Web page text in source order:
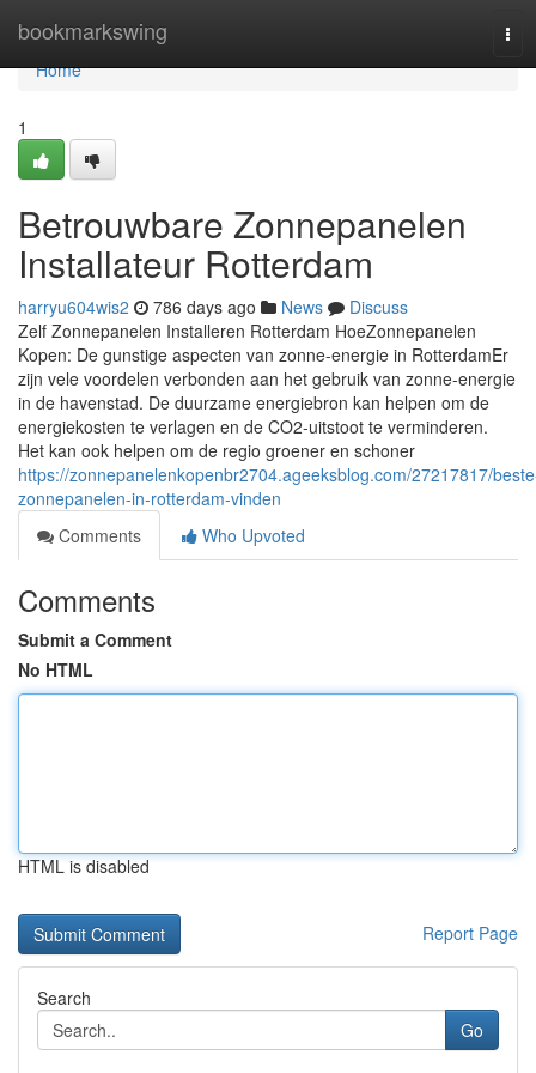
bookmarkswing
Home
Home
1
Betrouwbare Zonnepanelen
Installateur Rotterdam
harryu604wis2 786 days ago News
Discuss
Zelf Zonnepanelen Installeren Rotterdam HoeZonnepanelen
Kopen: De gunstige aspecten van zonne-energie in RotterdamEr
zijn vele voordelen verbonden aan het gebruik van zonne-energie
in de havenstad. De duurzame energiebron kan helpen om de
energiekosten te verlagen en de CO2-uitstoot te verminderen.
Het kan ook helpen om de regio groener en schoner
https://zonnepanelenkopenbr2704.ageeksblog.com/27217817/
zonnepanelen-in-rotterdam-vinden
Comments
Who Upvoted
Comments
Submit a Comment
No HTML
HTML is disabled
Report Page
Search
Go